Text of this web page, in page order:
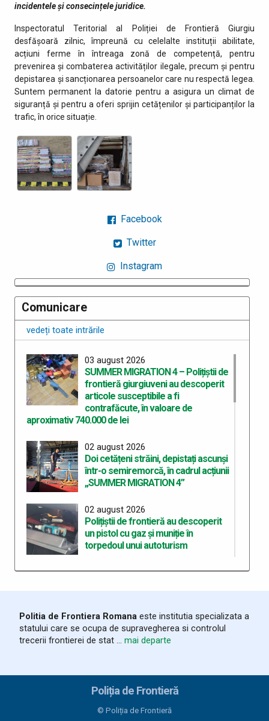
incidentele și consecințele juridice.
Inspectoratul Teritorial al Poliției de Frontieră Giurgiu
desfășoară zilnic, împreună cu celelalte instituții abilitate,
acțiuni ferme în întreaga zonă de competență, pentru
prevenirea și combaterea activităților ilegale, precum și pentru
depistarea și sancționarea persoanelor care nu respectă legea.
Suntem permanent la datorie pentru a asigura un climat de
siguranță și pentru a oferi sprijin cetățenilor și participanților la
trafic, în orice situație.
Facebook
Twitter
Instagram
Comunicare
vedeți toate intrările
03 august 2026
SUMMER MIGRATION 4 – Polițiștii de
frontieră giurgiuveni au descoperit
articole susceptibile a fi
contrafăcute, în valoare de
aproximativ 740.000 de lei
02 august 2026
Doi cetățeni străini, depistați ascunși
într-o semiremorcă, în cadrul acțiunii
„SUMMER MIGRATION 4”
02 august 2026
Polițiștii de frontieră au descoperit
un pistol cu gaz și muniție în
torpedoul unui autoturism
31 iulie 2026
contrafăcute în valoare de peste 1,3
milioane de lei
ascunse în două autoturisme,
descoperite de polițiștii de frontieră
Politia de Frontiera Romana este institutia specializata a
statului care se ocupa de supravegherea si controlul
trecerii frontierei de stat ... mai departe
Poliția de Frontieră
© Poliția de Frontieră